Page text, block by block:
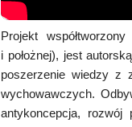
Projekt
i położnej), jest
poszerzenie wiedzy z
wychowawczych.
antykoncepcja, rozwój